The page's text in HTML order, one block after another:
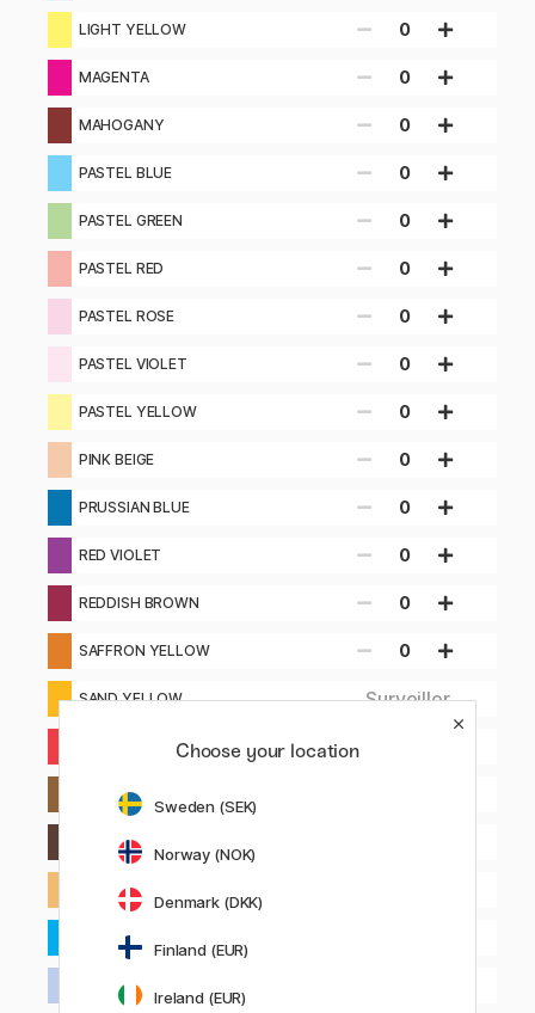
LIGHT YELLOW 0
MAGENTA 0
MAHOGANY 0
PASTEL BLUE 0
PASTEL GREEN 0
PASTEL RED 0
PASTEL ROSE 0
PASTEL VIOLET 0
PASTEL YELLOW 0
PINK BEIGE 0
PRUSSIAN BLUE 0
RED VIOLET 0
REDDISH BROWN 0
SAFFRON YELLOW 0
SAND YELLOW Surveiller
SEPIA DEEP
SEPIA LIGHT
SKY BLUE CYAN
SKY BLUE LIGHT
Choose your location
Sweden (SEK)
Norway (NOK)
Denmark (DKK)
Finland (EUR)
Ireland (EUR)